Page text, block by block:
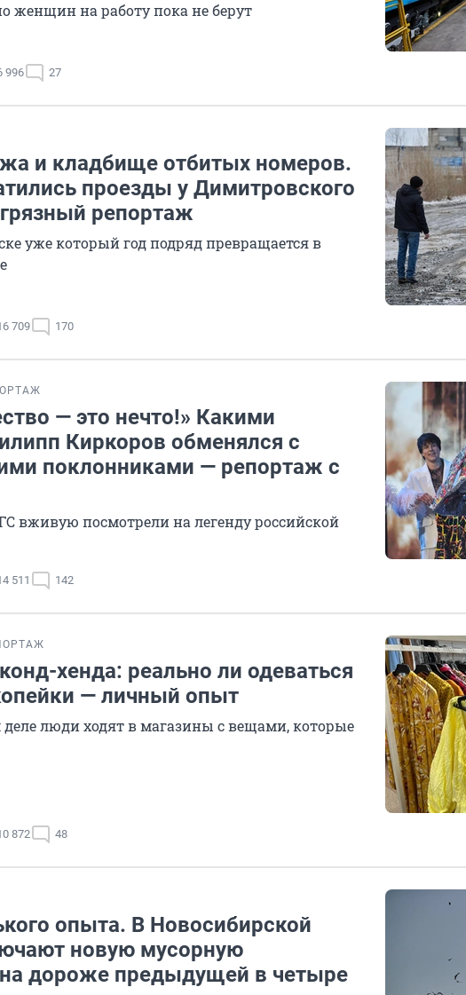
женщин на работу пока не берут
996 27
и кладбище отбитых номеров.
проезды у Димитровского
репортаж
уже который год подряд превращается в
709 170
— это нечто!» Какими
Киркоров обменялся с
поклонниками — репортаж с
вживую посмотрели на легенду российской
511 142
хенда: реально ли одеваться
— личный опыт
люди ходят в магазины с вещами, которые
872 48
опыта. В Новосибирской
новую мусорную
дороже предыдущей в четыре